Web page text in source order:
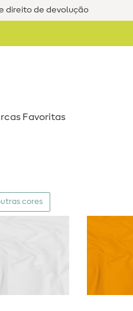
direito de devolução
Favoritas
cores